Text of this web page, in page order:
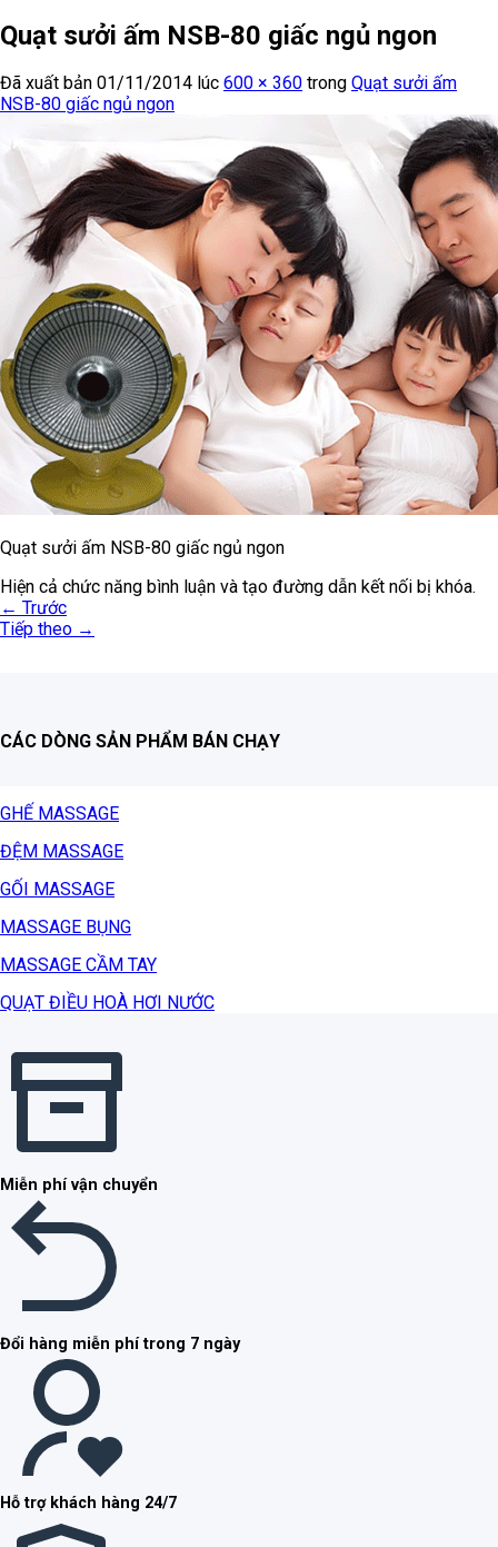
Quạt sưởi ấm NSB-80 giấc ngủ ngon
Đã xuất bản 01/11/2014 lúc 600 × 360 trong Quạt sưởi ấm
NSB-80 giấc ngủ ngon
Quạt sưởi ấm NSB-80 giấc ngủ ngon
Hiện cả chức năng bình luận và tạo đường dẫn kết nối bị khóa.
← Trước
Tiếp theo →
CÁC DÒNG SẢN PHẨM BÁN CHẠY
GHẾ MASSAGE
ĐỆM MASSAGE
GỐI MASSAGE
MASSAGE BỤNG
MASSAGE CẦM TAY
QUẠT ĐIỀU HOÀ HƠI NƯỚC
Miễn phí vận chuyển
Đổi hàng miễn phí trong 7 ngày
Hỗ trợ khách hàng 24/7